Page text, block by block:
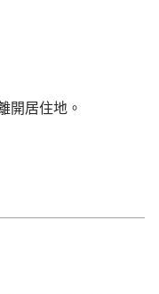
開居住地。